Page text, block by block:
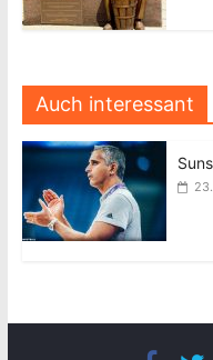
Auch interessant